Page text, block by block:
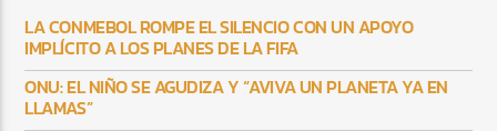
LA CONMEBOL ROMPE EL SILENCIO CON UN APOYO
IMPLÍCITO A LOS PLANES DE LA FIFA
ONU: EL NIÑO SE AGUDIZA Y “AVIVA UN PLANETA YA EN
LLAMAS”